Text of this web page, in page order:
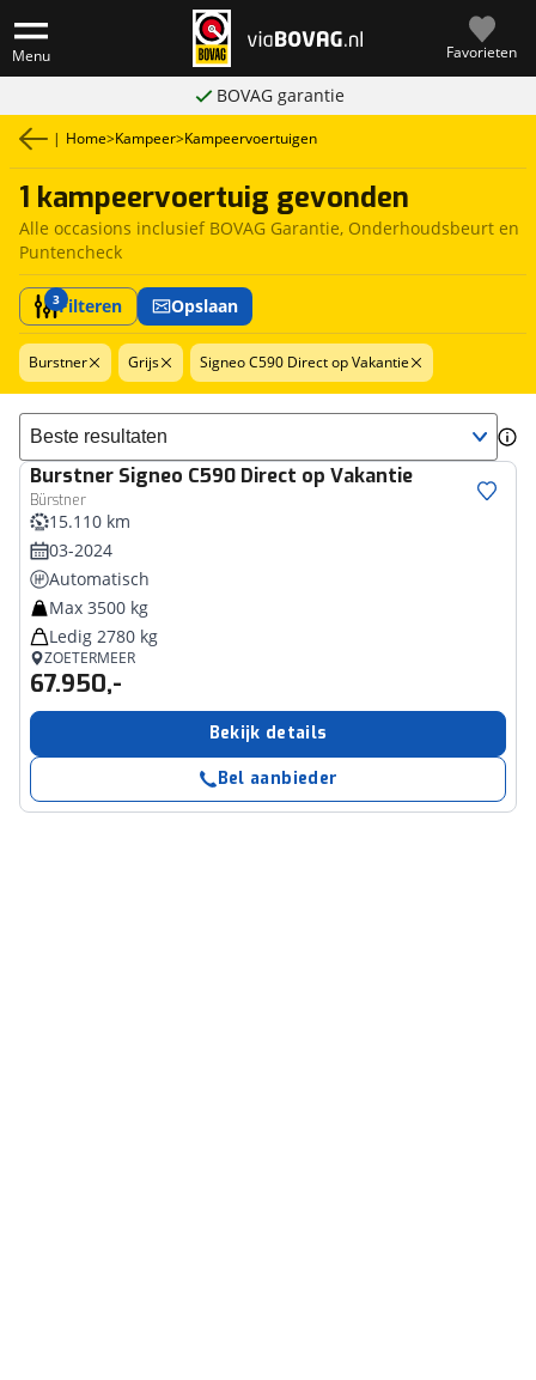
Menu Favorieten
BOVAG garantie
| Home>Kampeer>Kampeervoertuigen
1 kampeervoertuig gevonden
Alle occasions inclusief BOVAG Garantie, Onderhoudsbeurt en
Puntencheck
3Filteren Opslaan
Burstner Grijs Signeo C590 Direct op Vakantie
Sorteer resultaten
Burstner Signeo C590 Direct op Vakantie
Bürstner
15.110 km
03-2024
Automatisch
Max 3500 kg
Ledig 2780 kg
ZOETERMEER
67.950,-
Bekijk details
Bel aanbieder